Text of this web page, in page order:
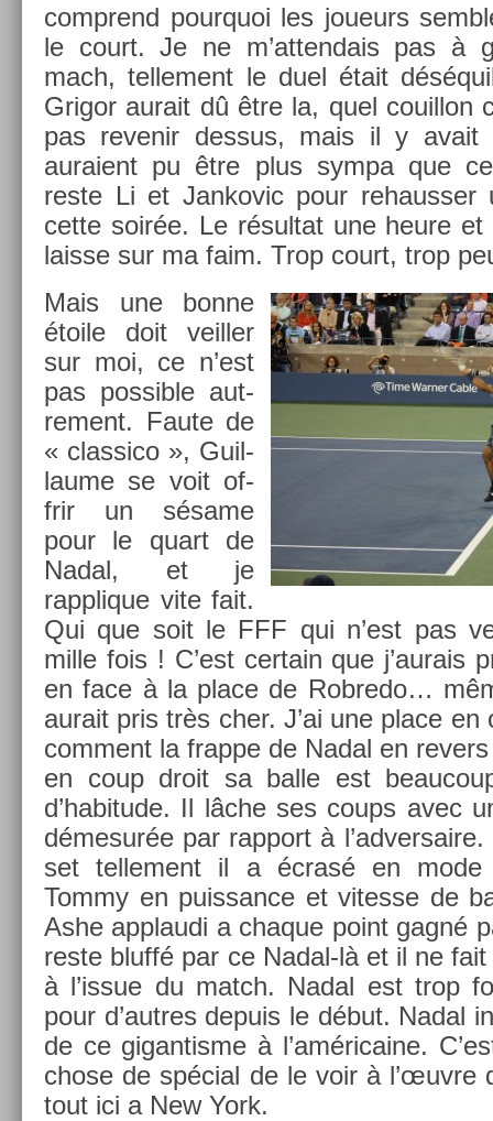
com­prend pour­quoi les joueurs
le court. Je ne m’at­tendais pas à
mach, tel­le­ment le duel était
Grigor aurait dû être la, quel co­uil­lon
pas re­venir de­ssus, mais il y avait
auraient pu être plus sympa que
reste Li et Jan­kovic pour re­hauss­er
cette soirée. Le résul­tat une heure
lais­se sur ma faim. Trop court, trop
Mais une bonne
étoile doit veill­er
sur moi, ce n’est
pas pos­sible aut­
re­ment. Faute de
« clas­sico », Guil­
laume se voit of­
frir un sésame
pour le quart de
Nadal, et je
rapplique vite fait.
Qui que soit le FFF qui n’est pas
mille fois ! C’est cer­tain que j’aurais
en face à la place de Rob­redo…
aurait pris très cher. J’ai une place
com­ment la frap­pe de Nadal en
en coup droit sa balle est
d’habitude. Il lâche ses coups avec
démesurée par rap­port à
set tel­le­ment il a écrasé en mode
Tommy en puis­sance et vites­se de
Ashe applaudi a chaque point gagné
reste bluffé par ce Nadal-là et il ne
à l’issue du match. Nadal est trop
pour d’aut­res de­puis le début. Nadal
de ce gigan­tisme à l’américaine.
chose de spécial de le voir à l’œuvre
tout ici a New York.